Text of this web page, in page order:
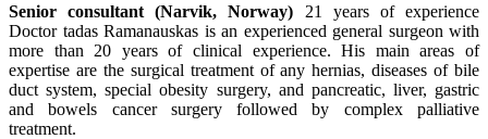
Senior consultant (Narvik, Norway) 21 years of experience
Doctor tadas Ramanauskas is an experienced general surgeon with
more than 20 years of clinical experience. His main areas of
expertise are the surgical treatment of any hernias, diseases of bile
duct system, special obesity surgery, and pancreatic, liver, gastric
and bowels cancer surgery followed by complex palliative
treatment.